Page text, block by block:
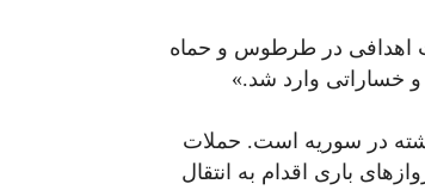
اهدافی در طرطوس و حماه
خساراتی وارد شد.»
در سوریه است. حملات
باری اقدام به انتقال